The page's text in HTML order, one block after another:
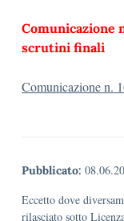
Comunicazione
scrutini finali
Comunicazione n.
Pubblicato:
Eccetto dove
rilasciato sotto